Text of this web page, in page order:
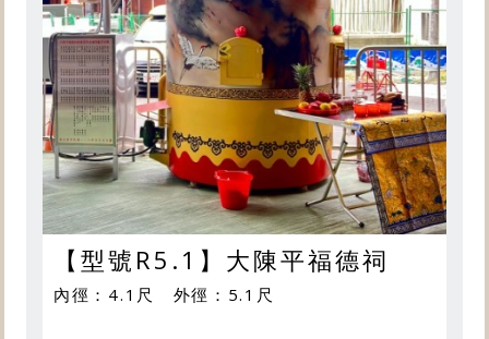
【型號R5.1】大陳平福德祠
內徑：4.1尺 外徑：5.1尺